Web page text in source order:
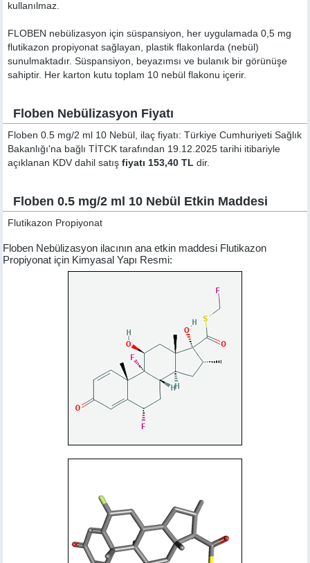
kullanılmaz.
FLOBEN nebülizasyon için süspansiyon, her uygulamada 0,5 mg
flutikazon propiyonat sağlayan, plastik flakonlarda (nebül)
sunulmaktadır. Süspansiyon, beyazımsı ve bulanık bir görünüşe
sahiptir. Her karton kutu toplam 10 nebül flakonu içerir.
Floben Nebülizasyon Fiyatı
Floben 0.5 mg/2 ml 10 Nebül, ilaç fiyatı: Türkiye Cumhuriyeti Sağlık
Bakanlığı'na bağlı TİTCK tarafından 19.12.2025 tarihi itibariyle
açıklanan KDV dahil satışfiyatı 153,40 TL dir.
Floben 0.5 mg/2 ml 10 Nebül Etkin Maddesi
Flutikazon Propiyonat
Floben Nebülizasyon ilacının ana etkin maddesi Flutikazon
Propiyonat için Kimyasal Yapı Resmi: